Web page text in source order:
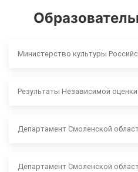
Министерство культуры
Результаты Независимой
Департамент Смоленской
Департамент Смоленской